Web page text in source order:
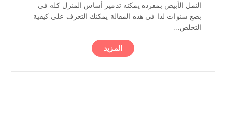
النمل الأبيض بمفرده يمكنه تدمير أساس المنزل كله في
بضع سنوات لذا في هذه المقالة يمكنك التعرف علي كيفية
التخلص...
المزيد